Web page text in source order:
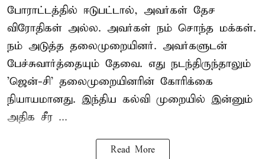
போராட்டத்தில் ஈடுபட்டால், அவர்கள் தேச
விரோதிகள் அல்ல. அவர்கள் நம் சொந்த மக்கள்.
நம் அடுத்த தலைமுறையினர். அவர்களுடன்
பேச்சுவார்த்தையும் தேவை. எது நடந்திருந்தாலும்
'ஜென்-சி' தலைமுறையினரின் கோரிக்கை
நியாயமானது. இந்திய கல்வி முறையில் இன்னும்
அதிக சீர ...
Read More